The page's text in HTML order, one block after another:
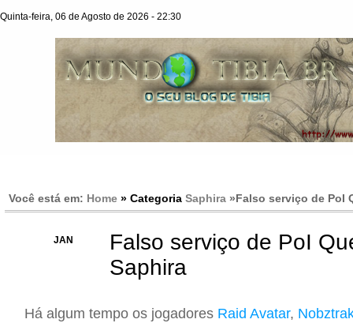
Quinta-feira, 06 de Agosto de 2026 - 22:30
Você está em: Home » Categoria Saphira »Falso serviço de PoI
JAN
Falso serviço de PoI
Saphira
Há algum tempo os jogadores Raid Avatar,